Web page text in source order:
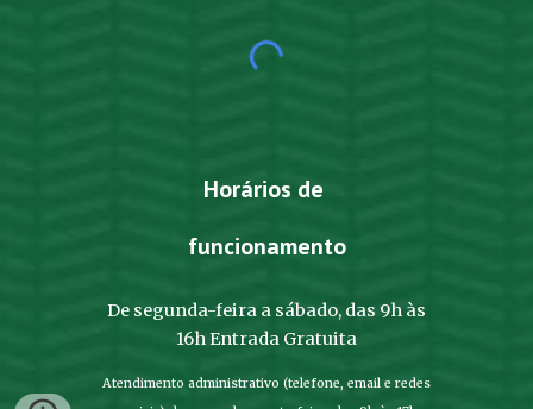
Horários de
funcionamento
De segunda-feira a sábado, das 9h às
16h Entrada Gratuita
Atendimento administrativo (telefone, email e redes